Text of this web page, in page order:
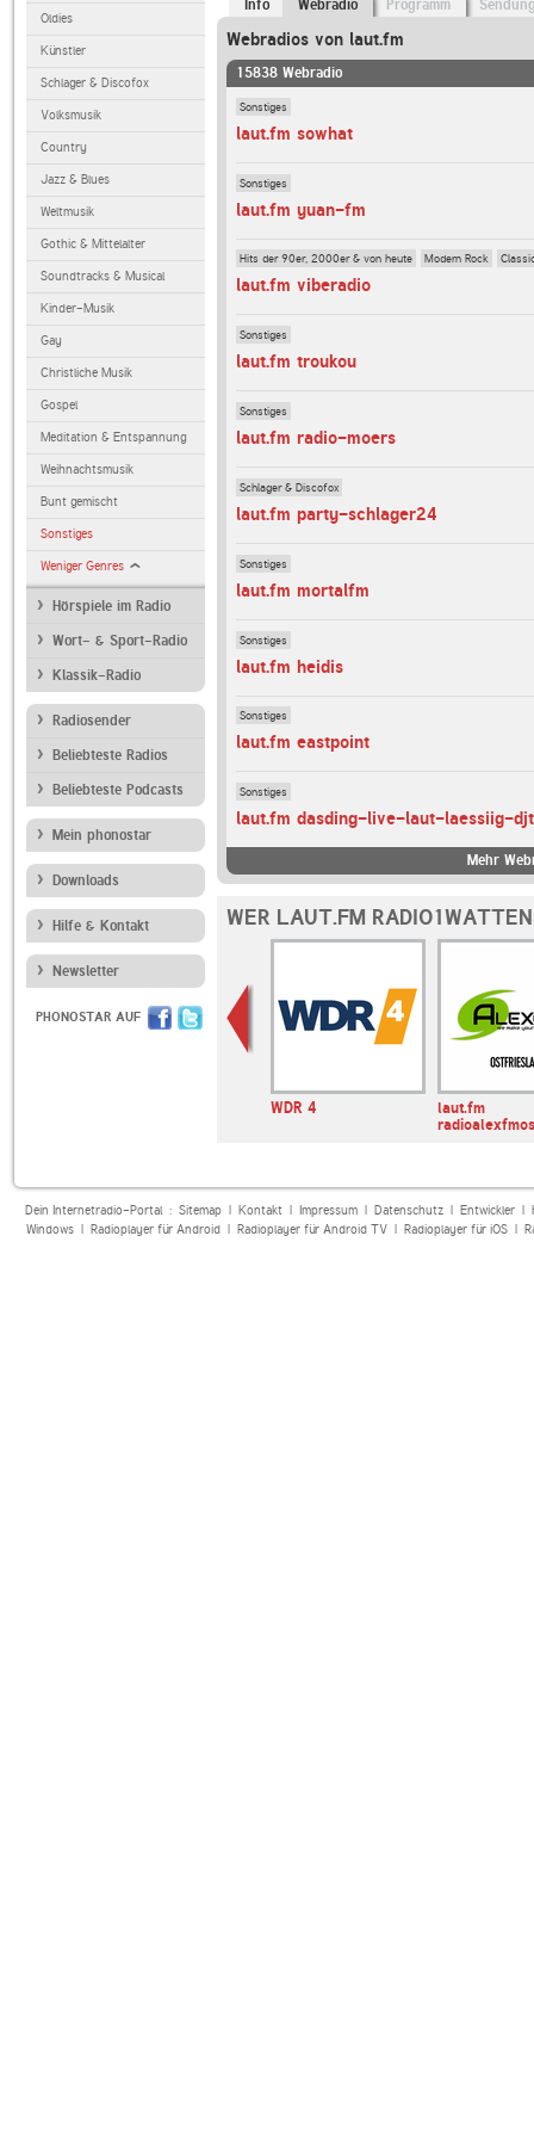
Oldies
Künstler
Schlager & Discofox
Volksmusik
Country
Jazz & Blues
Weltmusik
Gothic & Mittelalter
Soundtracks & Musical
Kinder-Musik
Gay
Christliche Musik
Gospel
Meditation & Entspannung
Weihnachtsmusik
Bunt gemischt
Sonstiges
Weniger Genres
Hörspiele im Radio
Wort- & Sport-Radio
Klassik-Radio
Radiosender
Beliebteste Radios
Beliebteste Podcasts
Mein phonostar
Downloads
Hilfe & Kontakt
Newsletter
PHONOSTAR AUF
Info Webradio Programm
Webradios von laut.fm
15838 Webradio
Sonstiges
laut.fm sowhat
Sonstiges
laut.fm yuan-fm
Hits der 90er, 2000er & von heute Modern Rock
laut.fm viberadio
Sonstiges
laut.fm troukou
Sonstiges
laut.fm radio-moers
Schlager & Discofox
laut.fm party-schlager24
Sonstiges
laut.fm mortalfm
Sonstiges
laut.fm heidis
Sonstiges
laut.fm eastpoint
Sonstiges
laut.fm dasding-live-laut-laessiig-
Mehr
WER LAUT.FM
WDR 4
laut.fm
Dein Internetradio-Portal : Sitemap| Kontakt| Impressum| Datenschutz| Entwickler|
Windows| Radioplayer für Android| Radioplayer für Android TV| Radioplayer für iOS|